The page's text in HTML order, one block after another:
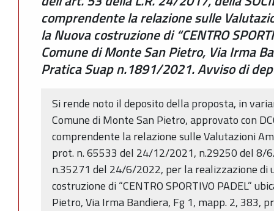
comprendente la relazione sulle
la Nuova costruzione di “CENTRO
Comune di Monte San Pietro, Via Irma
Pratica Suap n.1891/2021. Avviso di
Si rende noto il deposito della proposta, in
Comune di Monte San Pietro, approvato con
comprendente la relazione sulle Valutazioni
prot. n. 65533 del 24/12/2021, n.29250 del
n.35271 del 24/6/2022, per la realizzazione di
costruzione di “CENTRO SPORTIVO PADEL”
Pietro, Via Irma Bandiera, Fg 1, mapp. 2, 383,